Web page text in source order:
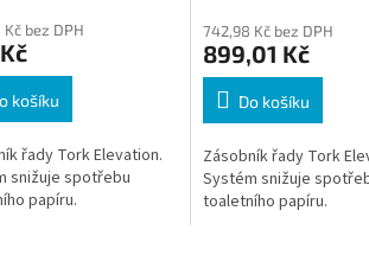
bez DPH
košíku
řady Tork Elevation.
snižuje spotřebu
papíru.
742,98 Kč bez DPH
899,01 Kč
Do košíku
Zásobník řady Tork
Systém snižuje
toaletního papíru.